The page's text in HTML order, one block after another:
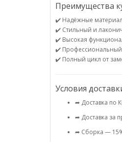
Преимущества
✔️ Надёжные
✔️ Стильный и
✔️ Высокая
✔️ Профессиональный
✔️ Полный цикл от
Условия
➦ Доставка по
➦ Доставка за
➦ Сборка —